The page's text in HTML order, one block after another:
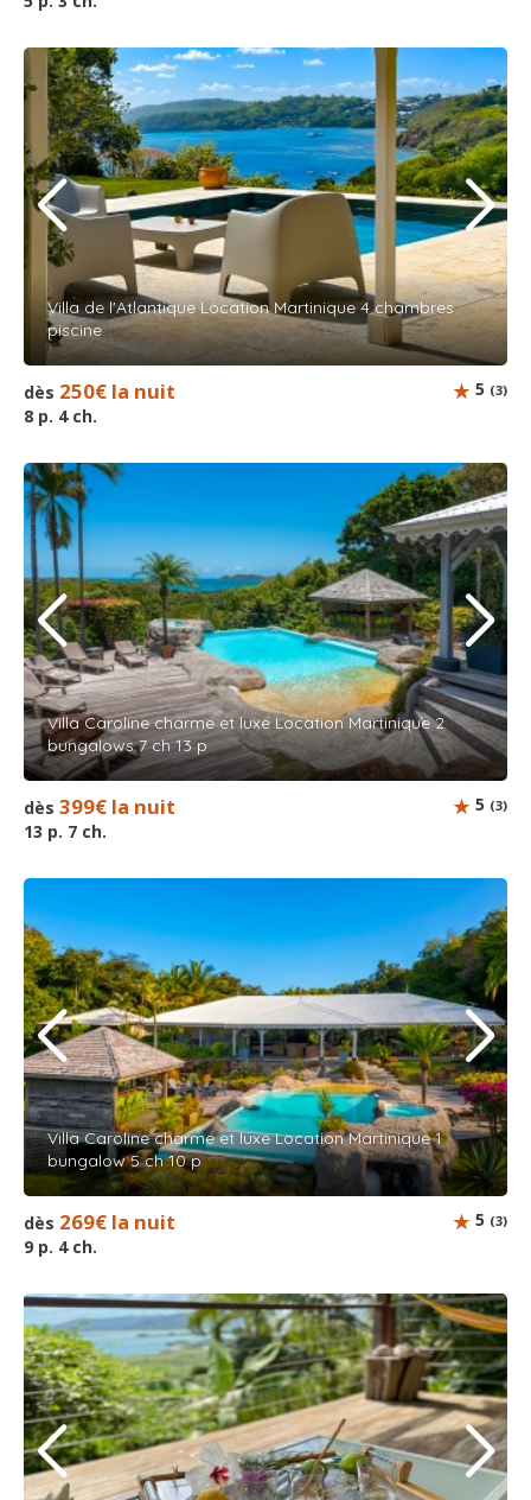
Villa de l'Atlantique Location Martinique 4 chambres
piscine
dès 250€ la nuit
8 p. 4 ch.
5 (3)
Villa Caroline charme et luxe Location Martinique 2
bungalows 7 ch 13 p
dès 399€ la nuit
13 p. 7 ch.
5 (3)
Villa Caroline charme et luxe Location Martinique 1
bungalow 5 ch 10 p
dès 269€ la nuit
9 p. 4 ch.
5 (3)